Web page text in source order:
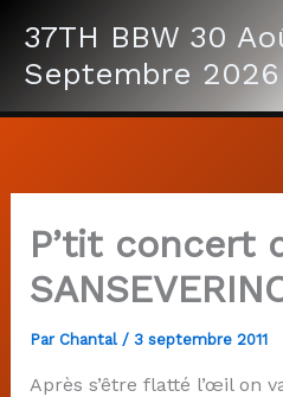
contenu
37TH BBW 30
Septembre 2026
P’tit concert
Par Chantal / 3 septembre 2011
Après s’être flatté l’œil on